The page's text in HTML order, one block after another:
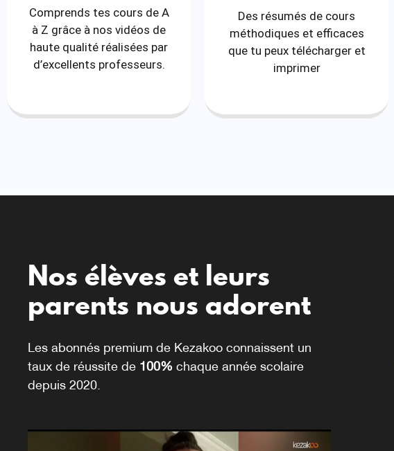
Comprends tes cours de A
à Z grâce à nos vidéos de
haute qualité réalisées par
d’excellents professeurs.
Des résumés de cours
méthodiques et efficaces
que tu peux télécharger et
imprimer
Nos élèves et leurs
parents nous adorent
Les abonnés premium de Kezakoo connaissent un
taux de réussite de100%chaque année scolaire
depuis 2020.